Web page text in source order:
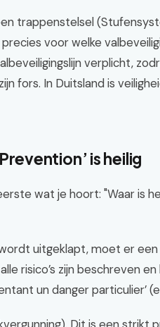
trappenstelsel
voor welke
verplicht,
fors. In Duitsland is
is heilig
wat je hoort: "Waar is
uitgeklapt, moet er een
risico’s zijn beschreven
un danger particulier’